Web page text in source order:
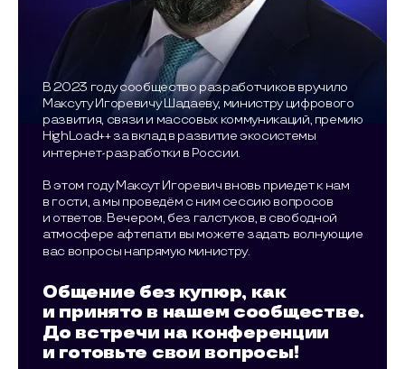
В 2023 году сообщество разработчиков вручило
Максуту Игоревичу Шадаеву, министру цифрового
развития, связи и массовых коммуникаций, премию
HighLoad++ за вклад в развитие экосистемы
интернет-разработки в России.
В этом году Максут Игоревич вновь приедет к нам
в гости, а мы проведём с ним сессию вопросов
и ответов. Вечером, без галстуков, в свободной
атмосфере афтепати вы можете задать волнующие
вас вопросы напрямую министру.
Общение без купюр, как
и принято в нашем сообществе.
До встречи на конференции
и готовьте свои вопросы!